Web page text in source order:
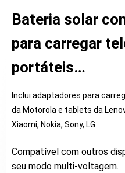
Bateria solar
para carregar
portáteis…
Inclui adaptadores para
da Motorola e tablets da
Xiaomi, Nokia, Sony, LG
Compatível com outros
seu modo multi-voltagem.